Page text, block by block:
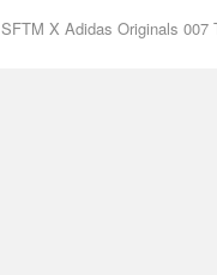
SFTM X Adidas Originals 007